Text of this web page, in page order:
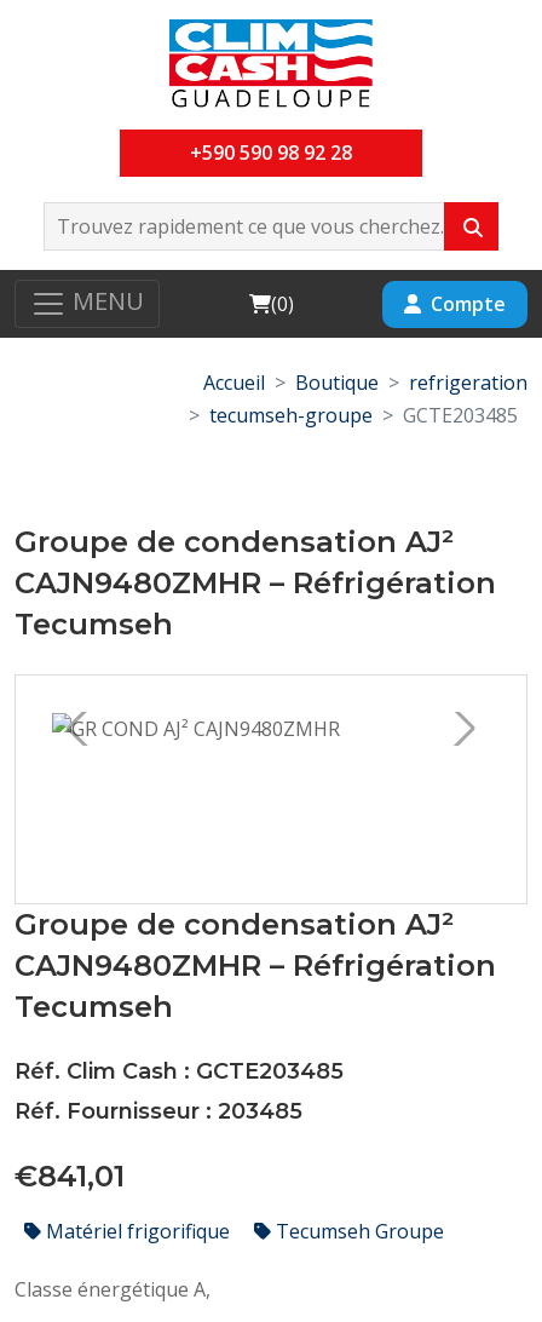
+590 590 98 92 28
MENU Cart
(0) Compte
Accueil Boutique
refrigeration
tecumseh-groupe
GCTE203485
Groupe de condensation AJ²
CAJN9480ZMHR – Réfrigération
Tecumseh
Groupe de condensation AJ²
CAJN9480ZMHR – Réfrigération
Tecumseh
Réf. Clim Cash : GCTE203485
Réf. Fournisseur : 203485
€841,01
Matériel frigorifique Tecumseh Groupe
Classe énergétique A,